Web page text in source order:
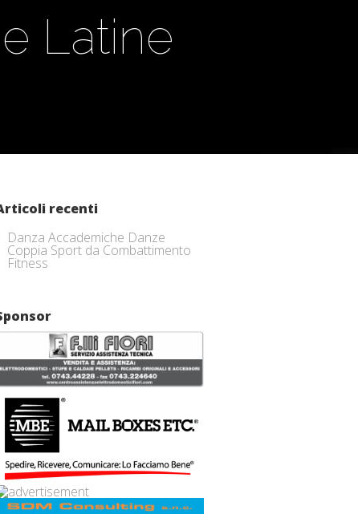
Latine
recenti
Danza Accademiche Danze
Coppia Sport da Combattimento
Fitness